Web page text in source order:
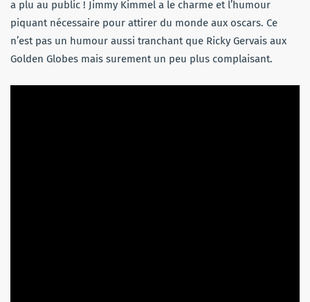
a plu au public ! Jimmy Kimmel a le charme et l’humour
piquant nécessaire pour attirer du monde aux oscars. Ce
n’est pas un humour aussi tranchant que Ricky Gervais aux
Golden Globes mais surement un peu plus complaisant.